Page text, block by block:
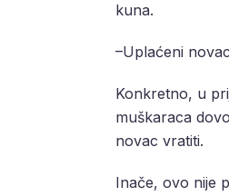
kuna.
–Uplaćeni
Konkretno, u
muškaraca
novac vratiti.
Inače, ovo nije